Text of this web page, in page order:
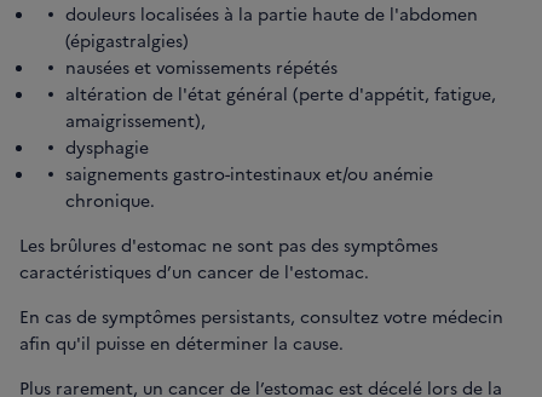
douleurs localisées à la partie haute de l'abdomen
(épigastralgies)
nausées et vomissements répétés
altération de l'état général (perte d'appétit, fatigue,
amaigrissement),
dysphagie
saignements gastro-intestinaux et/ou anémie
chronique.
Les brûlures d'estomac ne sont pas des symptômes
caractéristiques d’un cancer de l'estomac.
En cas de symptômes persistants, consultez votre médecin
afin qu'il puisse en déterminer la cause.
Plus rarement, un cancer de l’estomac est décelé lors de la